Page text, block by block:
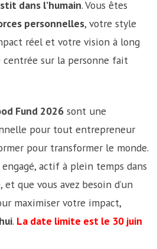
dans l’humain. Vous êtes
personnelles, votre style
réel et votre vision à long
centrée sur la personne fait
Fund 2026 sont une
pour tout entrepreneur
pour transformer le monde.
actif à plein temps dans
que vous avez besoin d’un
maximiser votre impact,
. La date limite est le 30 juin